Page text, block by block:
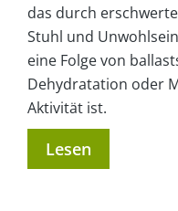
das durch
Stuhl und
eine Folge von
Dehydratation oder
Aktivität ist.
Lesen